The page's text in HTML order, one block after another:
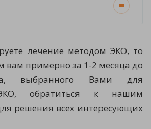
лечение методом ЭКО, то
вам примерно за 1-2 месяца до
выбранного Вами для
обратиться к нашим
решения всех интересующих